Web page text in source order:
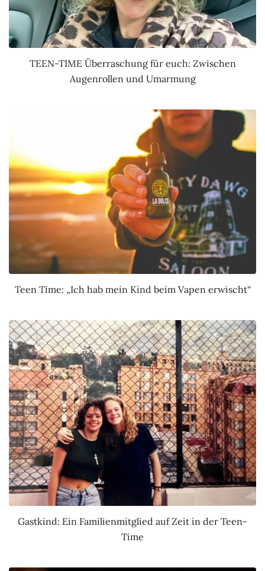
TEEN-TIME Überraschung für euch: Zwischen
Augenrollen und Umarmung
Teen Time: „Ich hab mein Kind beim Vapen erwischt“
Gastkind: Ein Familienmitglied auf Zeit in der Teen-
Time